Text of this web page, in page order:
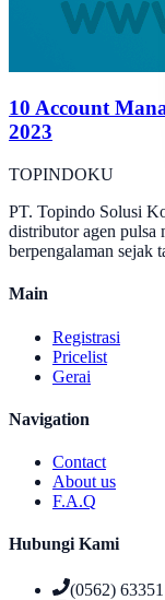
10 Account
2023
TOPINDOKU
PT. Topindo Solusi
distributor agen pulsa
berpengalaman sejak
Main
Registrasi
Pricelist
Gerai
Navigation
Contact
About us
F.A.Q
Hubungi Kami
(0562)